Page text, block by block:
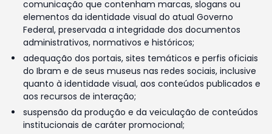
comunicação que contenham marcas, slogans ou
elementos da identidade visual do atual Governo
Federal, preservada a integridade dos documentos
administrativos, normativos e históricos;
adequação dos portais, sites temáticos e perfis oficiais
do Ibram e de seus museus nas redes sociais, inclusive
quanto à identidade visual, aos conteúdos publicados e
aos recursos de interação;
suspensão da produção e da veiculação de conteúdos
institucionais de caráter promocional;